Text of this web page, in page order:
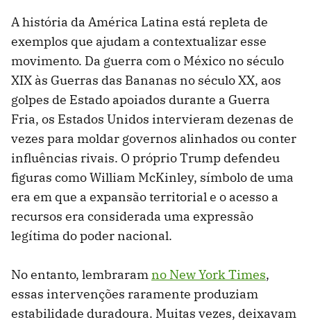
A história da América Latina está repleta de
exemplos que ajudam a contextualizar esse
movimento. Da guerra com o México no século
XIX às Guerras das Bananas no século XX, aos
golpes de Estado apoiados durante a Guerra
Fria, os Estados Unidos intervieram dezenas de
vezes para moldar governos alinhados ou conter
influências rivais. O próprio Trump defendeu
figuras como William McKinley, símbolo de uma
era em que a expansão territorial e o acesso a
recursos era considerada uma expressão
legítima do poder nacional.
No entanto, lembraramno New York Times,
essas intervenções raramente produziam
estabilidade duradoura. Muitas vezes, deixavam